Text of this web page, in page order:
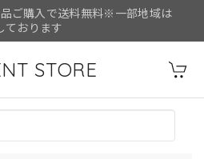
ご購入で送料無料※一部地域は
ております
STORE